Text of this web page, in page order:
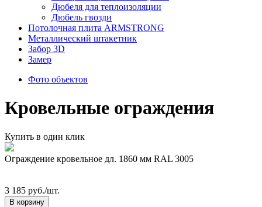
Дюбеля для теплоизоляции
Дюбель гвозди
Потолочная плита ARMSTRONG
Металлический штакетник
Забор 3D
Замер
Фото объектов
Кровельные ограждения
Купить в один клик
Ограждение кровельное дл. 1860 мм RAL 3005
3 185 руб./шт.
В корзину